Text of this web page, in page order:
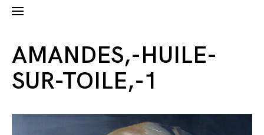
AMANDES,-HUILE-
SUR-TOILE,-1